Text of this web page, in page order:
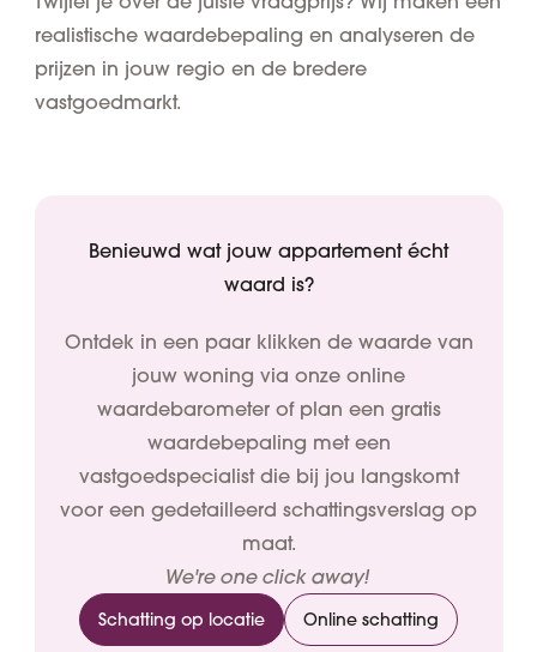
realistische waardebepaling en analyseren de
prijzen in jouw regio en de bredere
vastgoedmarkt.
Benieuwd wat jouw appartement écht
waard is?
Ontdek in een paar klikken de waarde van
jouw woning via onze online
waardebarometer of plan een gratis
waardebepaling met een
vastgoedspecialist die bij jou langskomt
voor een gedetailleerd schattingsverslag op
maat.
We're one click away!
Schatting op locatie Online schatting